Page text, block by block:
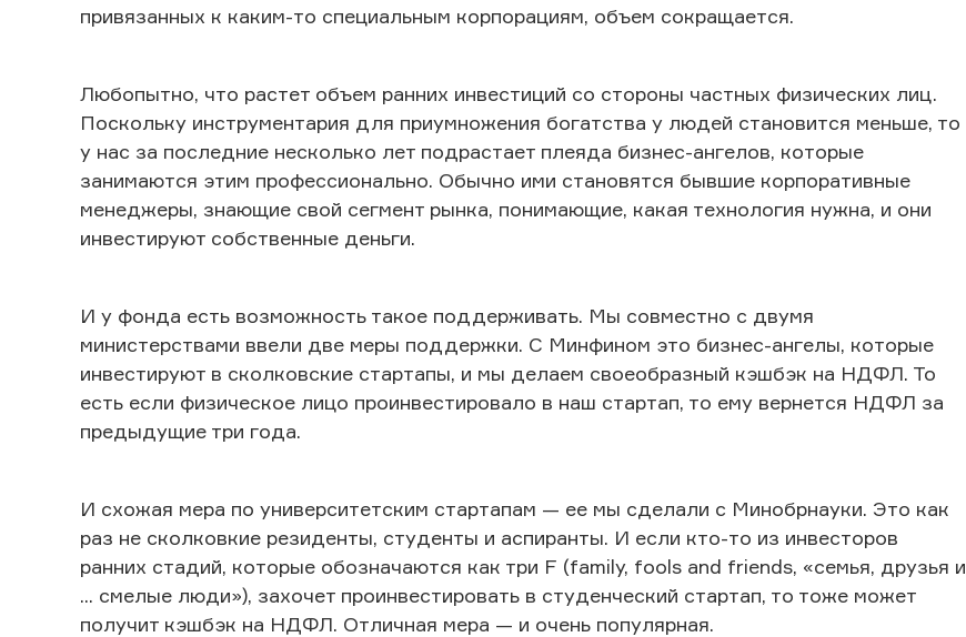
привязанных к каким-то специальным корпорациям, объем сокращается.
Любопытно, что растет объем ранних инвестиций со стороны частных физических лиц.
Поскольку инструментария для приумножения богатства у людей становится меньше, то
у нас за последние несколько лет подрастает плеяда бизнес-ангелов, которые
занимаются этим профессионально. Обычно ими становятся бывшие корпоративные
менеджеры, знающие свой сегмент рынка, понимающие, какая технология нужна, и они
инвестируют собственные деньги.
И у фонда есть возможность такое поддерживать. Мы совместно с двумя
министерствами ввели две меры поддержки. С Минфином это бизнес-ангелы, которые
инвестируют в сколковские стартапы, и мы делаем своеобразный кэшбэк на НДФЛ. То
есть если физическое лицо проинвестировало в наш стартап, то ему вернется НДФЛ за
предыдущие три года.
И схожая мера по университетским стартапам — ее мы сделали с Минобрнауки. Это как
раз не сколковкие резиденты, студенты и аспиранты. И если кто-то из инвесторов
ранних стадий, которые обозначаются как три F (family, fools and friends, «семья, друзья и
... смелые люди»), захочет проинвестировать в студенческий стартап, то тоже может
получит кэшбэк на НДФЛ. Отличная мера — и очень популярная.